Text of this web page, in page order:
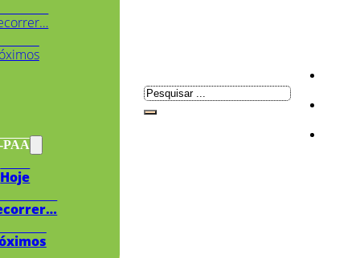
PAA
Hoje
Pesquisar